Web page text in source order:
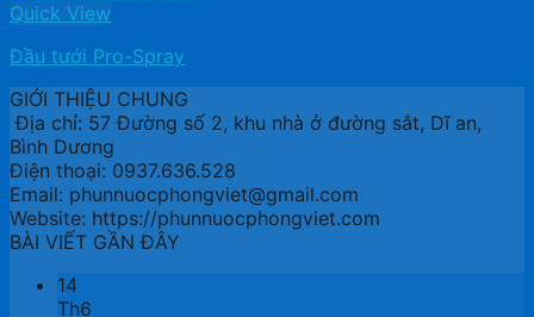
Quick View
Đầu tưới Pro-Spray
GIỚI THIỆU CHUNG
Địa chỉ: 57 Đường số 2, khu nhà ở đường sắt, Dĩ an,
Bình Dương
Điện thoại: 0937.636.528
Email: phunnuocphongviet@gmail.com
Website: https://phunnuocphongviet.com
BÀI VIẾT GẦN ĐÂY
14
Th6